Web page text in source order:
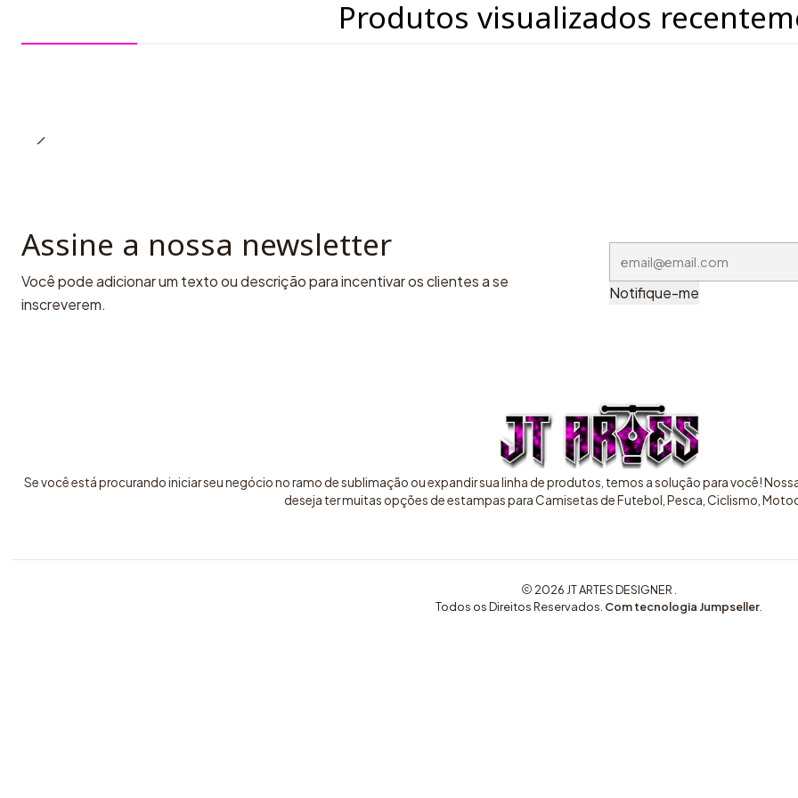
Produtos visualizados
Assine a nossa newsletter
Você pode adicionar um texto ou descrição para incentivar os clientes a se
inscreverem.
Notifique-me
Se você está procurando iniciar seu negócio no ramo de sublimação ou expandir sua linha de produtos, temos a solução para você!
deseja ter muitas opções de estampas para Camisetas de Futebol, Pesca, Ciclismo,
2026 JT ARTES DESIGNER .
Todos os Direitos Reservados. Com tecnologia Jumpseller.